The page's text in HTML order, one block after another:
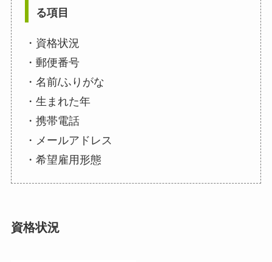
る項目
・資格状況
・郵便番号
・名前/ふりがな
・生まれた年
・携帯電話
・メールアドレス
・希望雇用形態
資格状況